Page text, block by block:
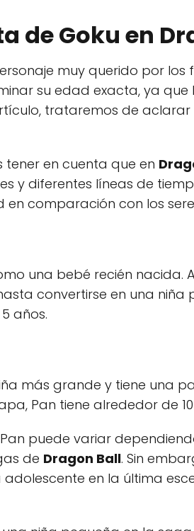
de Goku en
muy querido por los
su edad exacta, ya
trataremos de
en cuenta que en
y diferentes líneas de
comparación con los
una bebé recién nacida.
convertirse en una niña
años.
más grande y tiene una
Pan tiene alrededor de
puede variar
de Dragon Ball. Sin
en la última